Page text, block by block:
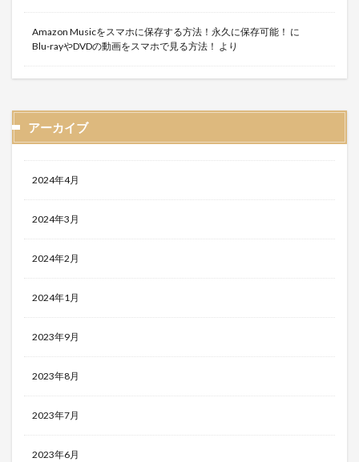
Amazon Musicをスマホに保存する方法！永久に保存可能！ に
Blu-rayやDVDの動画をスマホで見る方法！ より
アーカイブ
2024年4月
2024年3月
2024年2月
2024年1月
2023年9月
2023年8月
2023年7月
2023年6月